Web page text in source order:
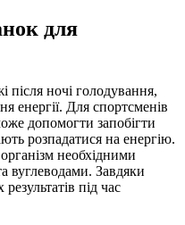
для
ночі голодування,
енергії. Для спортсменів
допомогти запобігти
розпадатися на енергію.
необхідними
вуглеводами. Завдяки
під час